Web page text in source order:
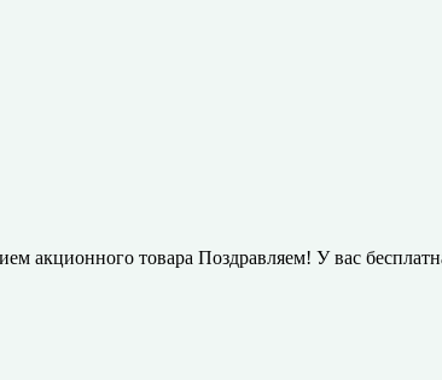
акционного товара Поздравляем! У вас